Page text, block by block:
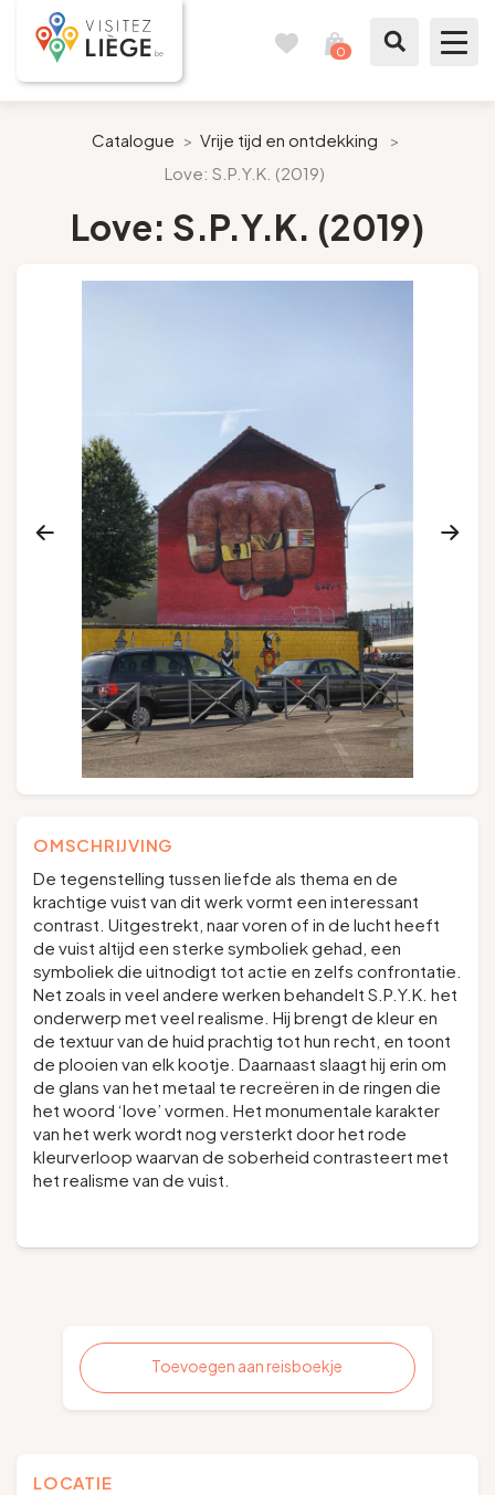
0
Bereid mijn verblijf voor
Volg ons
Groepen en touroperators
NL DE
Catalogue > Vrije tijd en ontdekking
>
Love: S.P.Y.K. (2019)
Love: S.P.Y.K. (2019)
OMSCHRIJVING
De tegenstelling tussen liefde als thema en de
krachtige vuist van dit werk vormt een interessant
contrast. Uitgestrekt, naar voren of in de lucht heeft
de vuist altijd een sterke symboliek gehad, een
symboliek die uitnodigt tot actie en zelfs confrontatie.
Net zoals in veel andere werken behandelt S.P.Y.K. het
onderwerp met veel realisme. Hij brengt de kleur en
de textuur van de huid prachtig tot hun recht, en toont
de plooien van elk kootje. Daarnaast slaagt hij erin om
de glans van het metaal te recreëren in de ringen die
het woord ‘love’ vormen. Het monumentale karakter
van het werk wordt nog versterkt door het rode
kleurverloop waarvan de soberheid contrasteert met
het realisme van de vuist.
Toevoegen aan reisboekje
LOCATIE